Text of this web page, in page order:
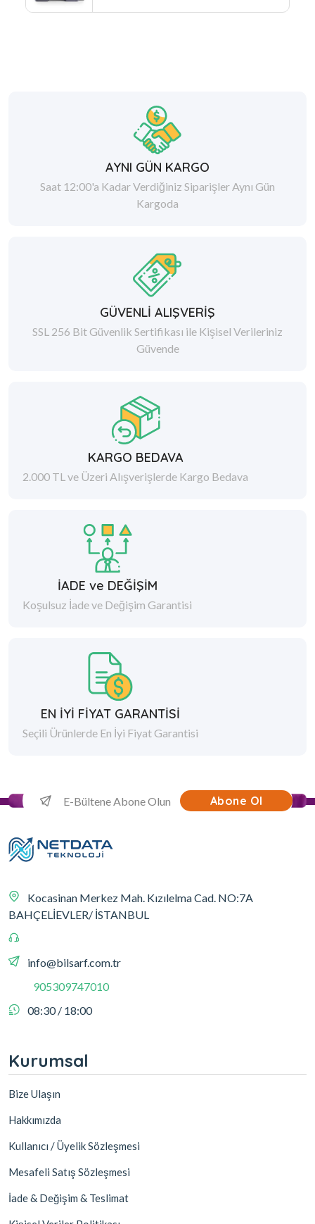
AYNI GÜN KARGO
Saat 12:00'a Kadar Verdiğiniz Siparişler Aynı Gün
Kargoda
GÜVENLİ ALIŞVERİŞ
SSL 256 Bit Güvenlik Sertifikası ile Kişisel Verileriniz
Güvende
KARGO BEDAVA
2.000 TL ve Üzeri Alışverişlerde Kargo Bedava
İADE ve DEĞİŞİM
Koşulsuz İade ve Değişim Garantisi
EN İYİ FİYAT GARANTİSİ
Seçili Ürünlerde En İyi Fiyat Garantisi
Abone Ol
Kocasinan Merkez Mah. Kızılelma Cad. NO:7A
BAHÇELİEVLER/ İSTANBUL
info@bilsarf.com.tr
905309747010
08:30 / 18:00
Kurumsal
Bize Ulaşın
Hakkımızda
Kullanıcı / Üyelik Sözleşmesi
Mesafeli Satış Sözleşmesi
İade & Değişim & Teslimat